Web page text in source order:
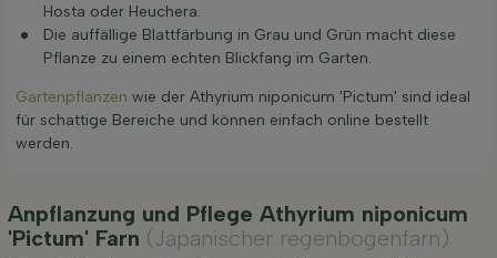
Hosta oder Heuchera.
Die auffällige Blattfärbung in Grau und Grün macht diese
Pflanze zu einem echten Blickfang im Garten.
Gartenpflanzen wie der Athyrium niponicum 'Pictum' sind ideal
für schattige Bereiche und können einfach online bestellt
werden.
Anpflanzung und Pflege Athyrium niponicum
'Pictum' Farn (Japanischer regenbogenfarn)